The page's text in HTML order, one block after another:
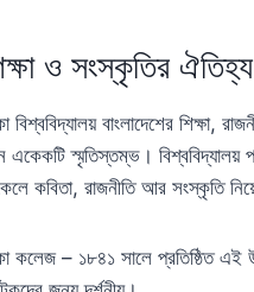
ও সংস্কৃতির ঐতিহ্য
বিশ্ববিদ্যালয় বাংলাদেশের শিক্ষা,
একেকটি স্মৃতিস্তম্ভ। বিশ্ববিদ্যালয়
কবিতা, রাজনীতি আর সংস্কৃতি
কলেজ – ১৮৪১ সালে প্রতিষ্ঠিত এই